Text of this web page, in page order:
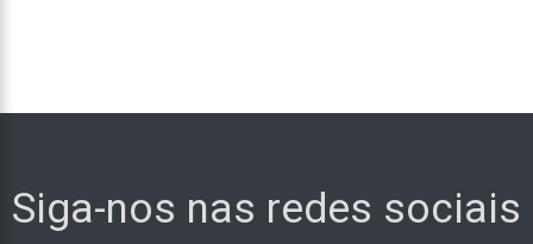
Siga-nos nas redes sociais